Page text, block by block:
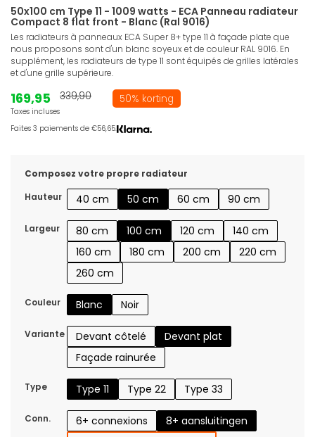
50x100 cm Type 11 - 1009 watts - ECA Panneau radiateur
Compact 8 flat front - Blanc (Ral 9016)
Les radiateurs à panneaux ECA Super 8+ type 11 à façade plate que
nous proposons sont d'un blanc soyeux et de couleur RAL 9016. En
supplément, les radiateurs de type 11 sont équipés de grilles latérales
et d'une grille supérieure.
169,95
Taxes incluses
339,90 50% korting
Faites 3 paiements de €56,65.
Composez votre propre radiateur
Hauteur
40 cm 50 cm 60 cm 90 cm
Largeur 80 cm 100 cm 120 cm
140 cm
160 cm
180 cm 200 cm
220 cm
260 cm
Couleur Blanc Noir
Variante Devant côtelé
Devant plat
Façade rainurée
Type Type 11 Type 22 Type 33
Conn. 6+ connexions
8+ aansluitingen